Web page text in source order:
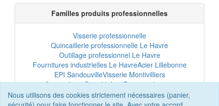
Nous utilisons des cookies strictement nécessaires (panier,
Familles produits professionnelles
Visserie professionnelle
Quincaillerie professionnelle Le Havre
Outillage professionnel Le Havre
Fournitures industrielles Le HavreAcier Lillebonne
EPI SandouvilleVisserie Montivilliers
Quincaillerie Port-JérômeFixation chantier
EPI professionnelOutillage maintenance
Acier professionnelTôles et bardage